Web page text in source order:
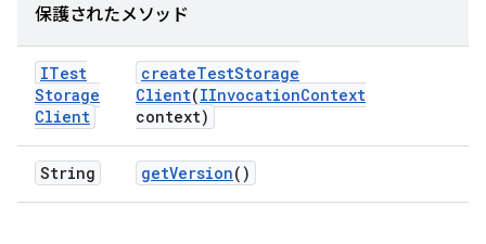
保護されたメソッド
ITest
Storage
Client
createTestStorage
Client(IInvocationContext
context)
String getVersion()